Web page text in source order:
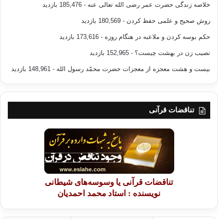
خلاصه زندگی حضرت عمر رضی الله تعالی عنه - 185,476 بازدید
روش صحیح و علمی حفظ کردن - 180,569 بازدید
حکم بوسه کردن و ملاعبه در هنگام روزه - 173,616 بازدید
نصیب زن در بهشت چیست؟ - 152,965 بازدید
بیست و هشت معجزه از معجزات حضرت محمّد رسول الله - 148,961 بازدید
تناقضات قرآنی
تناقضات قرآنی یا وسوسه‌های شیطانی
نویسنده : استاد محمد احمدیان